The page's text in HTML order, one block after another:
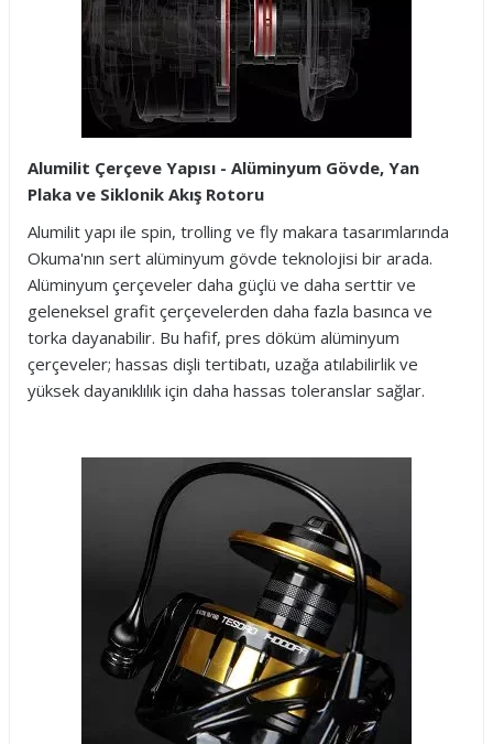
Alumilit Çerçeve Yapısı - Alüminyum Gövde, Yan
Plaka ve Siklonik Akış Rotoru
Alumilit yapı ile spin, trolling ve fly makara tasarımlarında
Okuma'nın sert alüminyum gövde teknolojisi bir arada.
Alüminyum çerçeveler daha güçlü ve daha serttir ve
geleneksel grafit çerçevelerden daha fazla basınca ve
torka dayanabilir. Bu hafif, pres döküm alüminyum
çerçeveler; hassas dişli tertibatı, uzağa atılabilirlik ve
yüksek dayanıklılık için daha hassas toleranslar sağlar.